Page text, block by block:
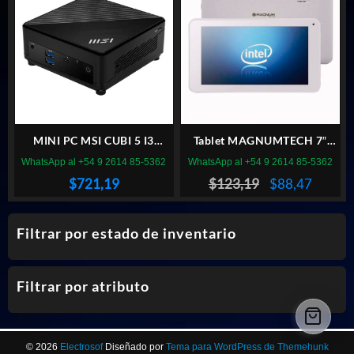
Filtrar por estado de inventario
Filtrar por atributo
$246,39.$129,91.
MINI PC MSI CUBI 5 I3
1215U DDR4 8GB 3200MHZ
$721,19
WhatsApp al +54 9 2614 85-5362
Tablet MAGNUMTECH 7″
2GB RAM/16ROM MG715
$123,19
El
precio
original
$88,47El
precio
actual
WhatsApp al +54 9 2614 85-5362
© 2026 Electrosof Diseñado por Tema para WordPress de Themehunk